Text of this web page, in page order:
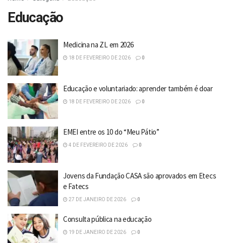
Educação
Medicina na ZL em 2026
18 DE FEVEREIRO DE 2026 0
Educação e voluntariado: aprender também é doar
18 DE FEVEREIRO DE 2026 0
EMEI entre os 10 do “Meu Pátio”
4 DE FEVEREIRO DE 2026 0
Jovens da Fundação CASA são aprovados em Etecs
e Fatecs
27 DE JANEIRO DE 2026 0
Consulta pública na educação
19 DE JANEIRO DE 2026 0